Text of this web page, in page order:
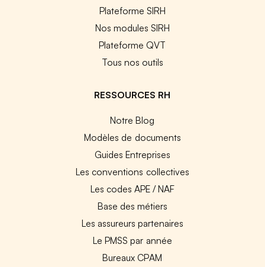
Plateforme SIRH
Nos modules SIRH
Plateforme QVT
Tous nos outils
RESSOURCES RH
Notre Blog
Modèles de documents
Guides Entreprises
Les conventions collectives
Les codes APE / NAF
Base des métiers
Les assureurs partenaires
Le PMSS par année
Bureaux CPAM